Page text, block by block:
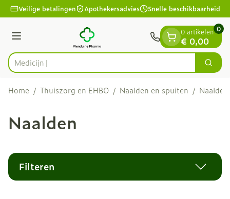
Ga naar de inhoud
1 van 1
Veilige betalingen Apothekersadvies Snelle beschikbaarheid
Menu
Product, merk, categorie... Zoek
0 artikelen
€ 0,00
0
Home / Thuiszorg en EHBO / Naalden en spuiten / Naalden
Naalden
Filteren